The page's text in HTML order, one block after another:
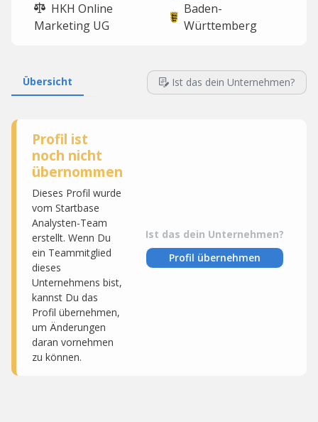
HKH Online
Marketing UG
Baden-
Württemberg
Übersicht Ist das dein Unternehmen?
Profil ist
noch nicht
übernommen
Dieses Profil wurde
vom Startbase
Analysten-Team
erstellt. Wenn Du
ein Teammitglied
dieses
Unternehmens bist,
kannst Du das
Profil übernehmen,
um Änderungen
daran vornehmen
zu können.
Ist das dein Unternehmen?
Profil übernehmen